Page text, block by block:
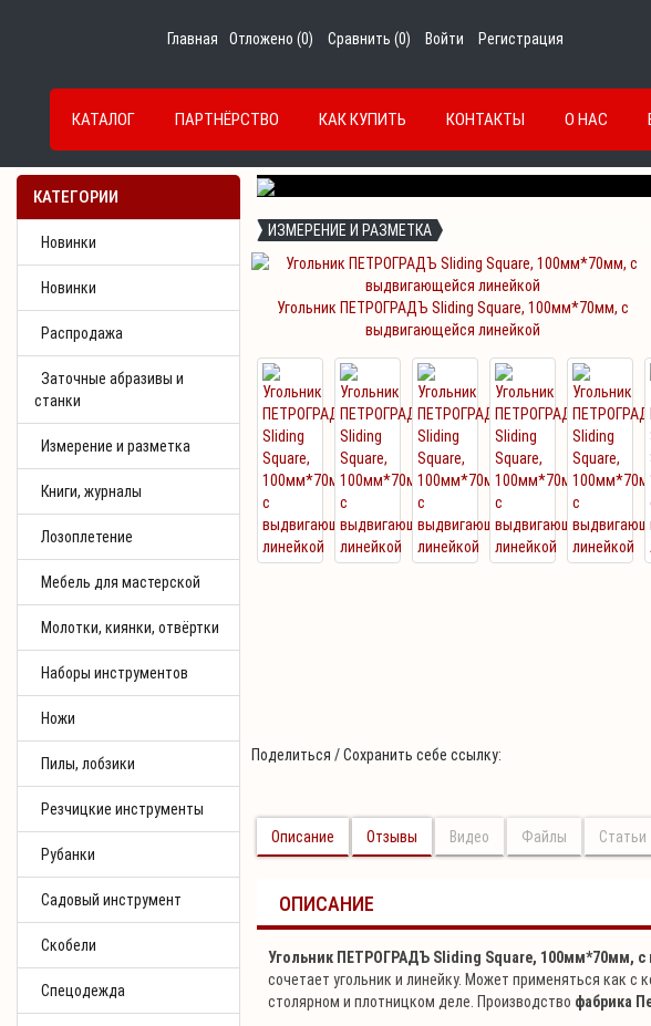
Главная Отложено (0) Сравнить (0) Войти Регистрация
КАТАЛОГ ПАРТНЁРСТВО КАК КУПИТЬ КОНТАКТЫ О НАС
КАТЕГОРИИ
Новинки
Новинки
Распродажа
Заточные абразивы и
станки
Измерение и разметка
Книги, журналы
Лозоплетение
Мебель для мастерской
Молотки, киянки, отвёртки
Наборы инструментов
Ножи
Пилы, лобзики
Резчицкие инструменты
Рубанки
Садовый инструмент
Скобели
Спецодежда
Previous
ИЗМЕРЕНИЕ И РАЗМЕТКА
Угольник ПЕТРОГРАДЪ Sliding Square, 100мм*70мм, с
выдвигающейся линейкой
Поделиться / Сохранить себе ссылку:
Описание Отзывы Видео Файлы Статьи
ОПИСАНИЕ
Угольник ПЕТРОГРАДЪ Sliding Square, 100мм*70мм,
сочетает угольник и линейку. Может применяться как с
столярном и плотницком деле. Производство фабрика